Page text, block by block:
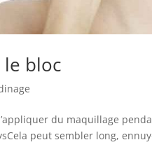
bloc
du maquillage
peut sembler long,